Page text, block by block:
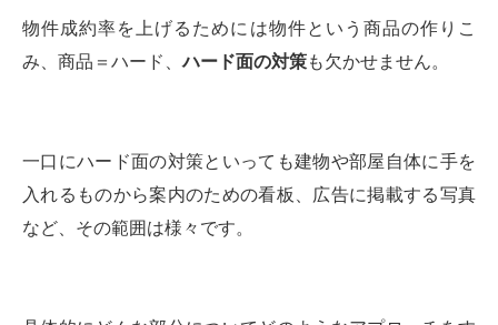
物件成約率を上げるためには物件という商品の作りこ
み、商品＝ハード、ハード面の対策も欠かせません。
一口にハード面の対策といっても建物や部屋自体に手を
入れるものから案内のための看板、広告に掲載する写真
など、その範囲は様々です。